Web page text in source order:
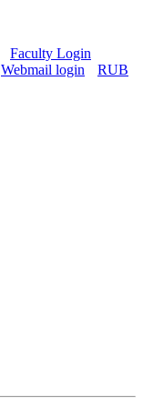
Faculty Login
Webmail login
RUB